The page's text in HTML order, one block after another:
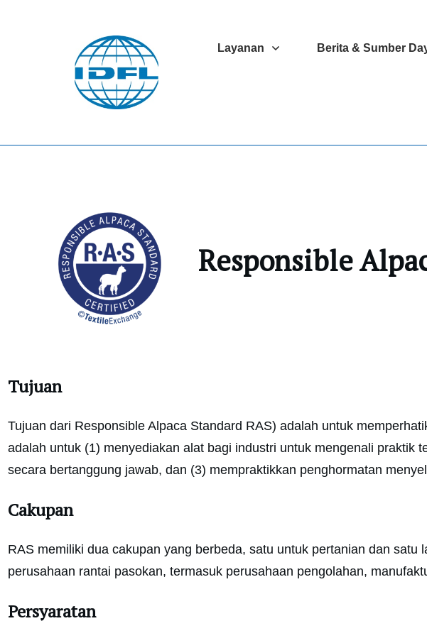
Layanan Berita & Sumber
Responsible
Tujuan
Tujuan dari Responsible Alpaca Standard RAS) adalah untuk
adalah untuk (1) menyediakan alat bagi industri untuk mengenali praktik
secara bertanggung jawab, dan (3) mempraktikkan penghormatan
Cakupan
RAS memiliki dua cakupan yang berbeda, satu untuk pertanian dan
perusahaan rantai pasokan, termasuk perusahaan pengolahan,
Persyaratan